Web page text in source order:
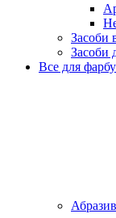
Засоби
Засоби
Все для